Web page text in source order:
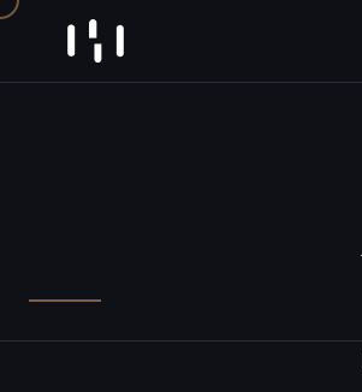
Skip to content